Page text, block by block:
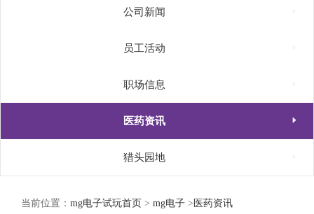
公司新闻
员工活动
职场信息
医药资讯 
猎头园地
当前位置： mg电子试玩首页 > mg电子 > 医药资讯